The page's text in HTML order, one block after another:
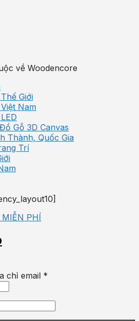
về Woodencore
Giới
Nam
Gỗ 3D Canvas
Thành, Quốc Gia
Trí
PHÍ
chỉ email *